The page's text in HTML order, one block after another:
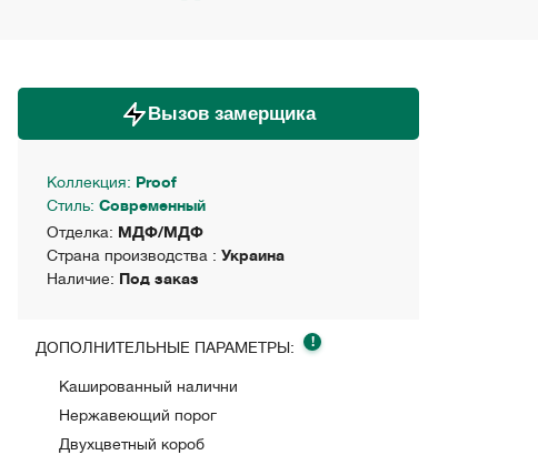
Вызов замерщика
Коллекция: Proof
Стиль: Современный
Отделка: МДФ/МДФ
Страна производства : Украина
Наличие: Под заказ
ДОПОЛНИТЕЛЬНЫЕ ПАРАМЕТРЫ: !
Кашированный налични
Нержавеющий порог
Двухцветный короб